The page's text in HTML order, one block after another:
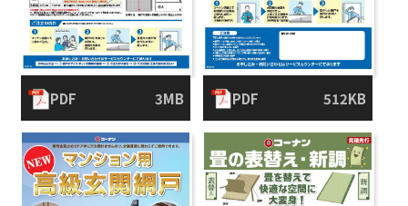
PDF 3MB PDF 512KB